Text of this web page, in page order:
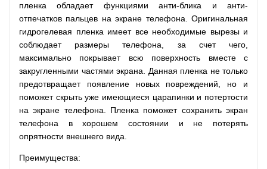
пленка обладает функциями анти-блика и анти-
отпечатков пальцев на экране телефона. Оригинальная
гидрогелевая пленка имеет все необходимые вырезы и
соблюдает размеры телефона, за счет чего,
максимально покрывает всю поверхность вместе с
закругленными частями экрана. Данная пленка не только
предотвращает появление новых повреждений, но и
поможет скрыть уже имеющиеся царапинки и потертости
на экране телефона. Пленка поможет сохранить экран
телефона в хорошем состоянии и не потерять
опрятности внешнего вида.
Преимущества: